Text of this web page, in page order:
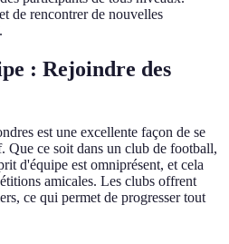
de rencontrer de nouvelles
: Rejoindre des
est une excellente façon de se
Que ce soit dans un club de football,
d'équipe est omniprésent, et cela
amicales. Les clubs offrent
ce qui permet de progresser tout